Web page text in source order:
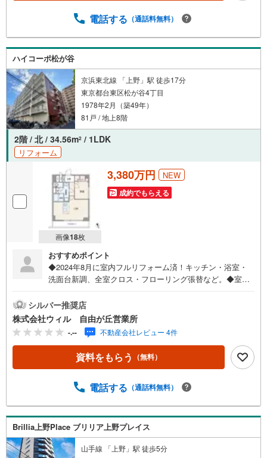
【営業時間 10:00～19:00】上記時間はお電話が繋がりやす
学される場合は「室内・現地を見学する（無料）」ボタン
よりご希望の日時をご記入いただけますとスムーズにご案
内が可能です。【ウィル不動産販売はここが強み】（1）住
宅ローンに精通したローン専門部署があります！（2）施工
実績多数のリフォーム部門も社内にあります！（3）定休日
なし！
電話する （通話料無料）
ハイコーポ松が谷
京浜東北線 「上野」駅 徒歩17分
東京都台東区松が谷4丁目
1978年2月（築49年）
81戸 / 地上8階
2階 / 北 / 34.56m2 / 1LDK
リフォーム
画像18枚
3,380万円 NEW
成約でもらえる
おすすめポイント
◆2024年8月に室内フルリフォーム済！キッチン・浴室・
洗面台新調、全室クロス・フローリング張替など。◆室内
東京メトロ日比谷線「入谷」駅まで徒歩10分◆JR山手線上
野駅や東京メトロ銀座線稲荷町駅までも徒歩圏内◆2階の北
西の角部屋◆室内は大変綺麗にお使いです◆周辺施設も充
実しています ・まいばすけっと 徒歩1分 ・ライフ 徒
歩5分 ・肉のハナマサ 徒歩10分 ・台東区立東病院 徒
歩14分 ・台東区役所 徒歩15分物件のメリット、デメリ
探しはお任せください～ウィルは東証上場、創業30周年の
ペースやおむつ替えスペースを完備しており、お子様連れ
でも安心です。オンライン内覧や、事前のLINE相談も可能
です。～住宅ローン～諸費用込融資や、自営業のお客様、
築年数の古い物件のローンも得意としており、最適な銀行
シルバー推奨店
株式会社ウィル 自由が丘営業所
-.-- 不動産会社レビュー 4件
資料をもらう （無料）
電話する （通話料無料）
Brillia上野Place ブリリア上野プレイス
山手線 「上野」駅 徒歩5分